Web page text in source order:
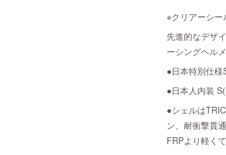
※クリアーシー
先進的なデザ
ーシングヘルメ
●日本特別仕
●日本人内装
●シェルは
ン、耐衝撃貫
FRPより軽く